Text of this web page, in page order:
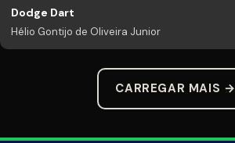
Dodge Dart
Hélio Gontijo de Oliveira Junior
CARREGAR MAIS →